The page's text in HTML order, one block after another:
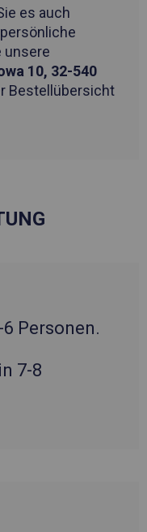
es auch
unsere
10, 32-540
Bestellübersicht
Personen.
7-8